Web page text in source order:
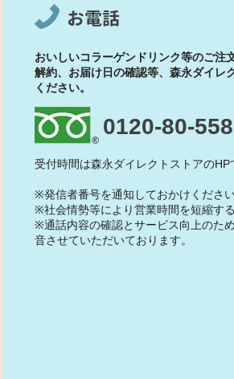
お電話
おいしいコラーゲンドリンク等のご注
解約、お届け日の確認等、森永ダイレ
ください。
0120-80-
受付時間は森永ダイレクトストアのHP
※発信者番号を通知しておかけください
※社会情勢等により営業時間を短縮す
※通話内容の確認とサービス向上のた
音させていただいております。